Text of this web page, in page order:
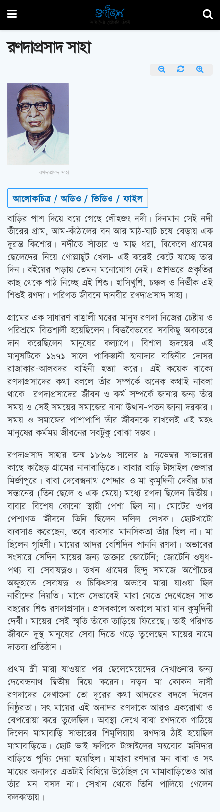
রণদাপ্রসাদ সাহা
রণদাপ্রসাদ সাহা
আলোকচিত্র / অডিও / ভিডিও / ফাইল
বাড়ির পাশ দিয়ে বয়ে গেছে লৌহজং নদী। দিনমান সেই নদী
তীরের গ্রাম, আম-কাঁঠালের বন আর মাঠ-ঘাট চষে বেড়ায় এক
দুরন্ত কিশোর। নদীতে সাঁতার ও মাছ ধরা, বিকেলে গ্রামের
ছেলেদের নিয়ে গোল্লাছুট খেলা- এই করেই কেটে যাচ্ছে তার
দিন। বইয়ের পড়ায় তেমন মনোযোগ নেই। প্রাণভরে প্রকৃতির
কাছ থেকে পাঠ নিচ্ছে এই শিশু। হাসিখুশি, চঞ্চল ও নির্ভীক এই
শিশুই রণদা। পরিণত জীবনে দানবীর রণদাপ্রসাদ সাহা।
গ্রামের এক সাধারণ বাঙালী ঘরের মানুষ রণদা নিজের চেষ্টায় ও
পরিশ্রমে বিত্তশালী হয়েছিলেন। বিত্তবৈভবের সবকিছু অকাতরে
দান করেছিলেন মানুষের কল্যাণে। বিশাল হৃদয়ের এই
মানুষটিকে ১৯৭১ সালে পাকিস্তানী হানাদার বাহিনীর দোসর
রাজাকার-আলবদর বাহিনী হত্যা করে। এই কয়েক বাক্যে
রণদাপ্রসাদের কথা বললে তাঁর সম্পর্কে অনেক কথাই নাবলা
থাকে। রণদাপ্রসাদের জীবন ও কর্ম সম্পর্কে জানার জন্য তাঁর
সময় ও সেই সময়ের সমাজের নানা উত্থান-পতন জানা দরকার।
সময় ও সমাজের পাশাপাশি তাঁর জীবনকে রাখলেই এই মহত্‍
মানুষের কর্মময় জীবনের সবটুকু বোঝা সম্ভব।
রণদাপ্রসাদ সাহার জন্ম ১৮৯৬ সালের ৯ নভেম্বর সাভারের
কাছে কাছৈড় গ্রামের নানাবাড়িতে। বাবার বাড়ি টাঙ্গাইল জেলার
মির্জাপুরে। বাবা দেবেন্দ্রনাথ পোদ্দার ও মা কুমুদিনী দেবীর চার
সন্তানের (তিন ছেলে ও এক মেয়ে) মধ্যে রণদা ছিলেন দ্বিতীয়।
বাবার বিশেষ কোনো স্থায়ী পেশা ছিল না। মোটের ওপর
পেশাগত জীবনে তিনি ছিলেন দলিল লেখক। ছোটখাটো
ব্যবসাও করেছেন, তবে ব্যবসার মানসিকতা তাঁর ছিল না। মা
ছিলেন গৃহিণী। মায়ের আদর বেশিদিন পাননি রণদা। অভাবের
সংসারে সেদিন মায়ের জন্য ডাক্তার জোটেনি; জোটেনি ওষুধ-
পথ্য বা সেবাযত্নও। তখন গ্রামের হিন্দু সমাজে অশৌচের
অজুহাতে সেবাযত্ন ও চিকিত্‍সার অভাবে মারা যাওয়া ছিল
নারীদের নিয়তি। মাকে সেভাবেই মারা যেতে দেখেছেন সাত
বছরের শিশু রণদাপ্রসাদ। প্রসবকালে অকালে মারা যান কুমুদিনী
দেবী। মায়ের সেই স্মৃতি তাঁকে তাড়িয়ে ফিরেছে। তাই পরিণত
জীবনে দুস্থ মানুষের সেবা দিতে গড়ে তুলেছেন মায়ের নামে
দাতব্য প্রতিষ্ঠান।
প্রথম স্ত্রী মারা যাওয়ার পর ছেলেমেয়েদের দেখাশুনার জন্য
দেবেন্দ্রনাথ দ্বিতীয় বিয়ে করেন। নতুন মা কোকন দাসী
রণদাদের দেখাশুনা তো দূরের কথা আদরের বদলে দিলেন
নিষ্ঠুরতা। সত্‍ মায়ের এই অনাদর রণদাকে আরও একরোখা ও
বেপরোয়া করে তুলেছিল। অবস্থা দেখে বাবা রণদাকে পাঠিয়ে
দিলেন মামাবাড়ি সাভারের শিমুলিয়ায়। রণদার ঠাঁই হয়েছিল
মামাবাড়িতে। ছোট ভাই ফণিকে টাঙ্গাইলের মহবোর জমিদার
বাড়িতে পুষ্যি দেয়া হয়েছিল। মাহারা রণদার মন বাবা ও সত্‍
মায়ের অনাদরে এতটাই বিষিয়ে উঠেছিল যে মামাবাড়িতেও আর
তাঁর মন বসল না। সেখান থেকে তিনি পালিয়ে গেলেন
কলকাতায়।